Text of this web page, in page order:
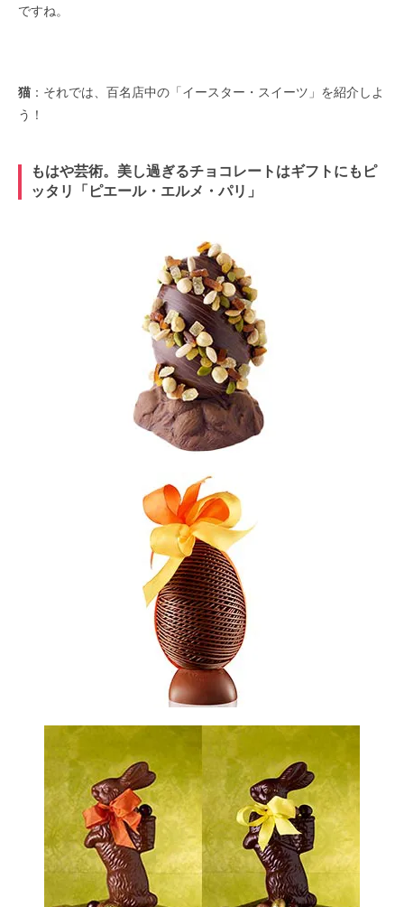
ですね。
猫 ：それでは、百名店中の「イースター・スイーツ」を紹介しよ
う！
もはや芸術。美し過ぎるチョコレートはギフトにもピ
ッタリ「ピエール・エルメ・パリ」